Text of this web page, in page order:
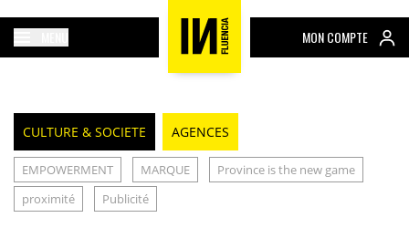
MON COMPTE
CULTURE & SOCIETE AGENCES
EMPOWERMENT MARQUE
Province is the new game
proximité
Publicité